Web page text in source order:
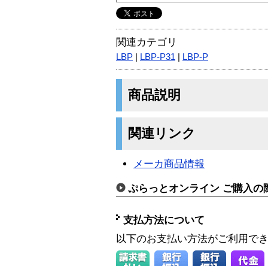
関連カテゴリ
LBP LBP-P31 LBP-P
商品説明
関連リンク
メーカ商品情報
ぷらっとオンライン ご購入の
支払方法について
以下のお支払い方法がご利用で